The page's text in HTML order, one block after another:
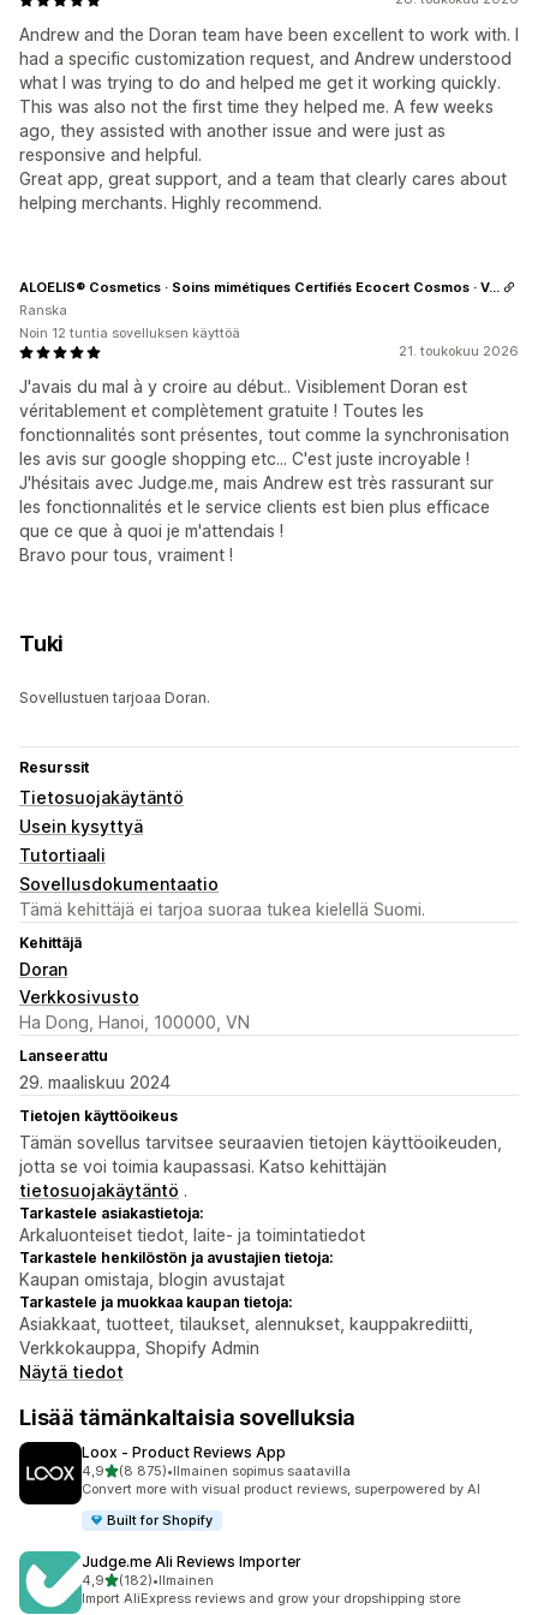
Andrew and the Doran team have been excellent to work with. I
had a specific customization request, and Andrew understood
what I was trying to do and helped me get it working quickly.
This was also not the first time they helped me. A few weeks
ago, they assisted with another issue and were just as
responsive and helpful.
Great app, great support, and a team that clearly cares about
helping merchants. Highly recommend.
21. toukokuu 2026
J'avais du mal à y croire au début.. Visiblement Doran est
véritablement et complètement gratuite ! Toutes les
fonctionnalités sont présentes, tout comme la synchronisation
les avis sur google shopping etc... C'est juste incroyable !
J'hésitais avec Judge.me, mais Andrew est très rassurant sur
les fonctionnalités et le service clients est bien plus efficace
que ce que à quoi je m'attendais !
Bravo pour tous, vraiment !
ALOELIS® Cosmetics · Soins mimétiques Certifiés Ecocert Cosmos · Vegan
Ranska
Noin 12 tuntia sovelluksen käyttöä
Tuki
Sovellustuen tarjoaa Doran.
Resurssit
Tietosuojakäytäntö
Usein kysyttyä
Tutortiaali
Sovellusdokumentaatio
Tämä kehittäjä ei tarjoa suoraa tukea kielellä Suomi.
Kehittäjä
Doran
Verkkosivusto
Ha Dong, Hanoi, 100000, VN
Lanseerattu
29. maaliskuu 2024
Tietojen käyttöoikeus
Tämän sovellus tarvitsee seuraavien tietojen käyttöoikeuden,
jotta se voi toimia kaupassasi. Katso kehittäjän
tietosuojakäytäntö .
Tarkastele asiakastietoja:
Arkaluonteiset tiedot, laite- ja toimintatiedot
Tarkastele henkilöstön ja avustajien tietoja:
Kaupan omistaja, blogin avustajat
Tarkastele ja muokkaa kaupan tietoja:
Asiakkaat, tuotteet, tilaukset, alennukset, kauppakrediitti,
Verkkokauppa, Shopify Admin
Näytä tiedot
Lisää tämänkaltaisia sovelluksia
Loox ‑ Product Reviews App
4,9/ 5 tähteä
(8 875)
8875 arvostelua yhteensä
•Ilmainen sopimus saatavilla
Convert more with visual product reviews, superpowered by AI
Built for Shopify
Judge.me Ali Reviews Importer
4,9/ 5 tähteä
(182)
182 arvostelua yhteensä
•Ilmainen
Import AliExpress reviews and grow your dropshipping store